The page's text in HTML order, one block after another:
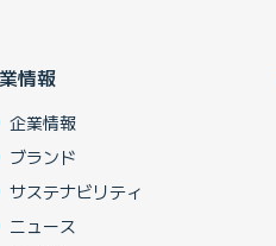
情報
企業情報
ブランド
サステナビリティ
ニュース